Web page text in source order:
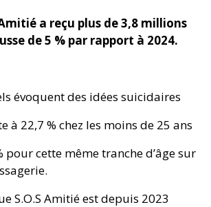
Amitié a reçu plus de 3,8 millions
de 5 % par rapport à 2024.
évoquent des idées suicidaires
à 22,7 % chez les moins de 25 ans
pour cette même tranche d’âge sur
S.O.S Amitié est depuis 2023